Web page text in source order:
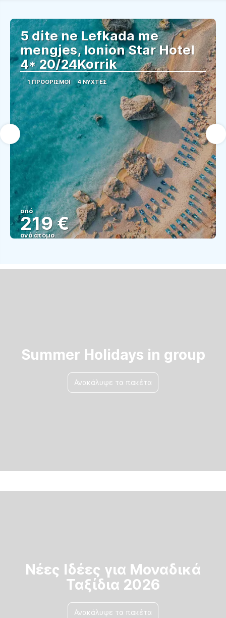
5 dite ne Lefkada me
mengjes, Ionion Star Hotel
4* 20/24Korrik
1 ΠΡΟΟΡΙΣΜΟΊ 4 ΝΎΧΤΕΣ
από
219 €
ανά άτομο
Summer Holidays in group
Ανακάλυψε τα πακέτα
Νέες Ιδέες για Μοναδικά
Ταξίδια 2026
Ανακάλυψε τα πακέτα